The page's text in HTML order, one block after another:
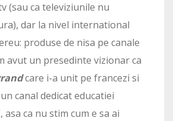
(sau ca televiziunile nu
dar la nivel international
produse de nisa pe canale
avut un presedinte vizionar ca
care i-a unit pe francezi si
canal dedicat educatiei
asa ca nu stim cum e sa ai